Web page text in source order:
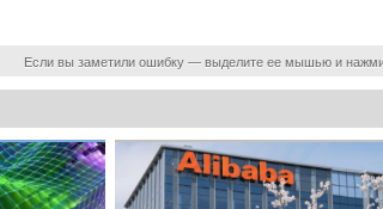
Если вы заметили ошибку — выделите ее мышью и